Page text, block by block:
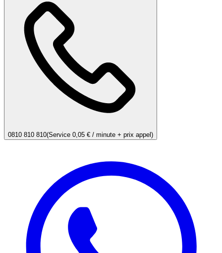
0810 810 810(Service 0,05 € / minute + prix appel)